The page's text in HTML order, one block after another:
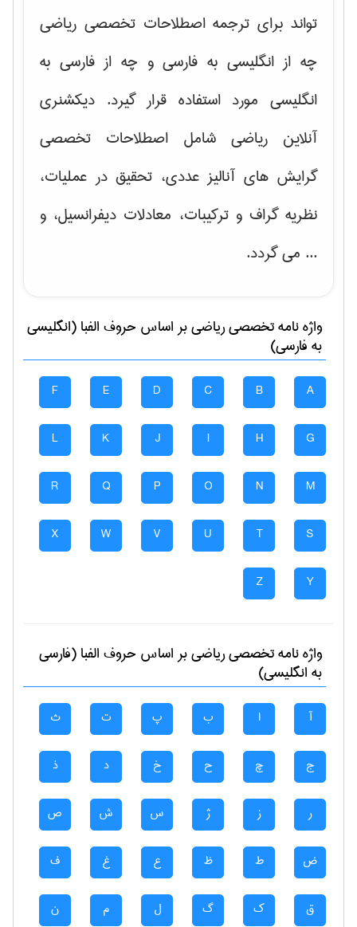
تواند برای ترجمه اصطلاحات تخصصی ریاضی
چه از انگلیسی به فارسی و چه از فارسی به
انگلیسی مورد استفاده قرار گیرد. دیکشنری
آنلاین ریاضی شامل اصطلاحات تخصصی
گرایش های آنالیز عددی، تحقیق در عملیات،
نظریه گراف و تركیبات، معادلات دیفرانسیل، و
... می گردد.
واژه نامه تخصصیرياضیبر اساس حروف الفبا (انگلیسی
به فارسی)
A
B
C
D
E
F
G
H
I
J
K
L
M
N
O
P
Q
R
S
T
U
V
W
X
Y
Z
واژه نامه تخصصیرياضیبر اساس حروف الفبا (فارسی
به انگلیسی)
آ ا ب پ ت ث
ج چ ح خ د ذ
ر ز ژ س ش ص
ض ط ظ ع غ ف
ق ک گ ل م ن